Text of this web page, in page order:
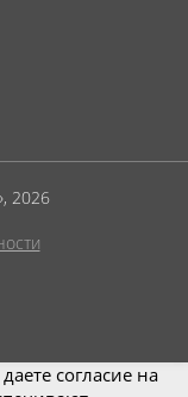
2026
согласие на